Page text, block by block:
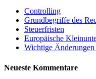
Controlling
Grundbegriffe des
Steuerfristen
Europäische
Wichtige Änderungen
Neueste Kommentare